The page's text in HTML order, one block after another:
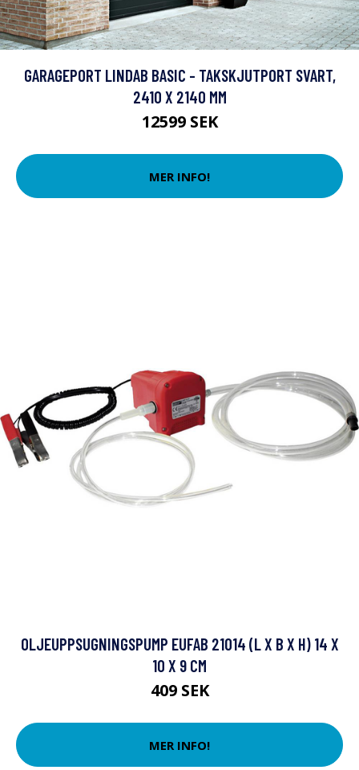
GARAGEPORT LINDAB BASIC - TAKSKJUTPORT SVART,
2410 X 2140 MM
12599 SEK
MER INFO!
OLJEUPPSUGNINGSPUMP EUFAB 21014 (L X B X H) 14 X
10 X 9 CM
409 SEK
MER INFO!